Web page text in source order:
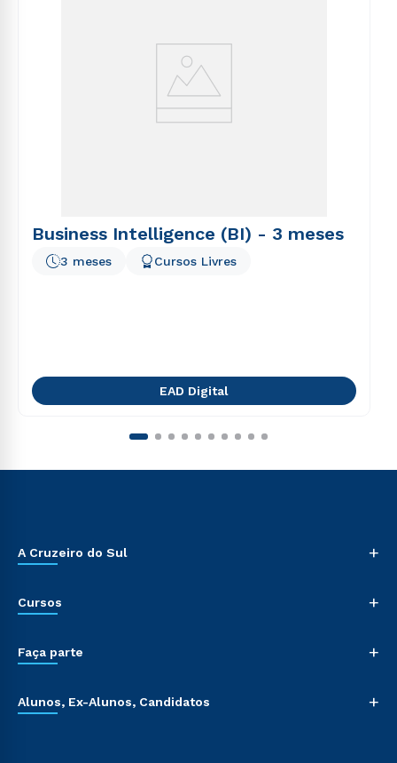
Business Intelligence (BI) - 3 meses
3 meses Cursos Livres
EAD Digital
A Cruzeiro do Sul +
Cursos +
Faça parte +
Alunos, Ex-Alunos, Candidatos +